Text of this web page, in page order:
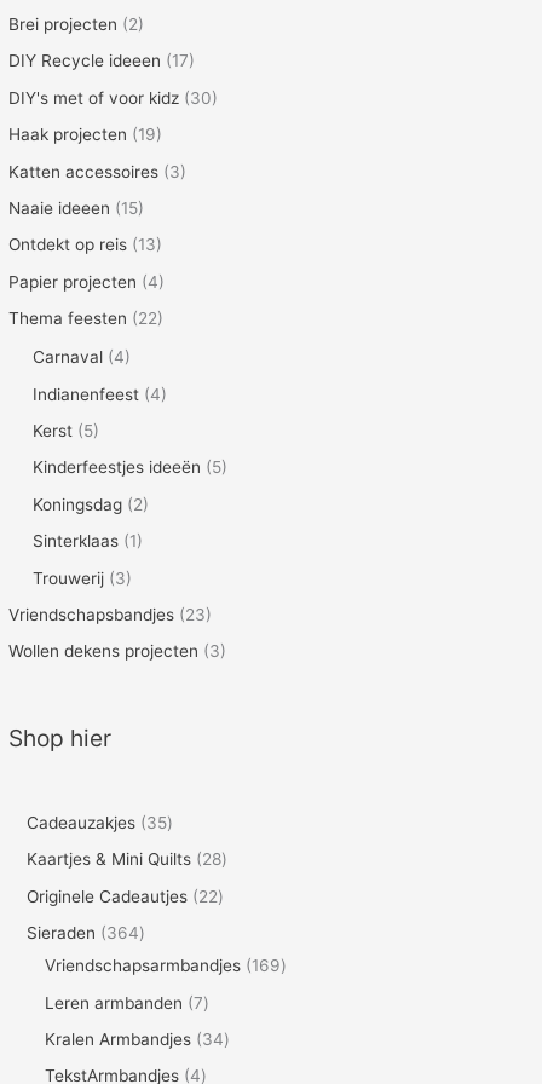
Brei projecten (2)
DIY Recycle ideeen (17)
DIY's met of voor kidz (30)
Haak projecten (19)
Katten accessoires (3)
Naaie ideeen (15)
Ontdekt op reis (13)
Papier projecten (4)
Thema feesten (22)
Carnaval (4)
Indianenfeest (4)
Kerst (5)
Kinderfeestjes ideeën (5)
Koningsdag (2)
Sinterklaas (1)
Trouwerij (3)
Vriendschapsbandjes (23)
Wollen dekens projecten (3)
Shop hier
Cadeauzakjes 353
5
p
c
Kaartjes & Mini Quilts 282
8
r
u
Originele Cadeautjes 222
p
Sieraden 3643
6
4
Vriendschapsarmbandjes 1691
Leren armbanden 77
p
r
Kralen Armbandjes 343
TekstArmbandjes 44
voor
trouwerij